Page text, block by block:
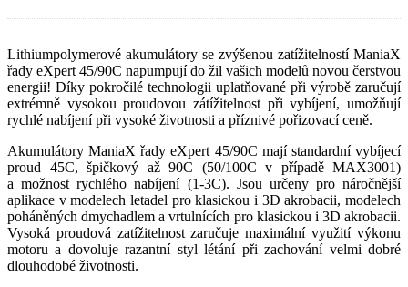
Lithiumpolymerové akumulátory se zvýšenou zatížitelností ManiaX
řady eXpert 45/90C napumpují do žil vašich modelů novou čerstvou
energii! Díky pokročilé technologii uplatňované při výrobě zaručují
extrémně vysokou proudovou zátížitelnost při vybíjení, umožňují
rychlé nabíjení při vysoké životnosti a příznivé pořizovací ceně.
Akumulátory ManiaX řady eXpert 45/90C mají standardní vybíjecí
proud 45C, špičkový až 90C (50/100C v případě MAX3001)
a možnost rychlého nabíjení (1-3C). Jsou určeny pro náročnější
aplikace v modelech letadel pro klasickou i 3D akrobacii, modelech
poháněných dmychadlem a vrtulnících pro klasickou i 3D akrobacii.
Vysoká proudová zatížitelnost zaručuje maximální využití výkonu
motoru a dovoluje razantní styl létání při zachování velmi dobré
dlouhodobé životnosti.